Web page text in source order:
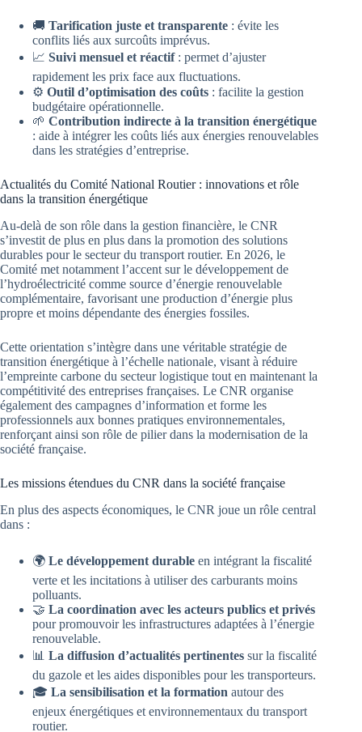
🚚 Tarification juste et transparente : évite les
conflits liés aux surcoûts imprévus.
📈 Suivi mensuel et réactif: permet d’ajuster
rapidement les prix face aux fluctuations.
⚙️ Outil d’optimisation des coûts : facilite la gestion
budgétaire opérationnelle.
🌱 Contribution indirecte à la transition énergétique
: aide à intégrer les coûts liés aux énergies renouvelables
dans les stratégies d’entreprise.
Actualités du Comité National Routier : innovations et rôle
dans la transition énergétique
Au-delà de son rôle dans la gestion financière, le CNR
s’investit de plus en plus dans la promotion des solutions
durables pour le secteur du transport routier. En 2026, le
Comité met notamment l’accent sur le développement de
l’hydroélectricité comme source d’énergie renouvelable
complémentaire, favorisant une production d’énergie plus
propre et moins dépendante des énergies fossiles.
Cette orientation s’intègre dans une véritable stratégie de
transition énergétique à l’échelle nationale, visant à réduire
l’empreinte carbone du secteur logistique tout en maintenant la
compétitivité des entreprises françaises. Le CNR organise
également des campagnes d’information et forme les
professionnels aux bonnes pratiques environnementales,
renforçant ainsi son rôle de pilier dans la modernisation de la
société française.
Les missions étendues du CNR dans la société française
En plus des aspects économiques, le CNR joue un rôle central
dans :
🌍 Le développement durable en intégrant la fiscalité
verte et les incitations à utiliser des carburants moins
polluants.
🤝 La coordination avec les acteurs publics et privés
pour promouvoir les infrastructures adaptées à l’énergie
renouvelable.
📊 La diffusion d’actualités pertinentes sur la fiscalité
du gazole et les aides disponibles pour les transporteurs.
🎓 La sensibilisation et la formation autour des
enjeux énergétiques et environnementaux du transport
routier.